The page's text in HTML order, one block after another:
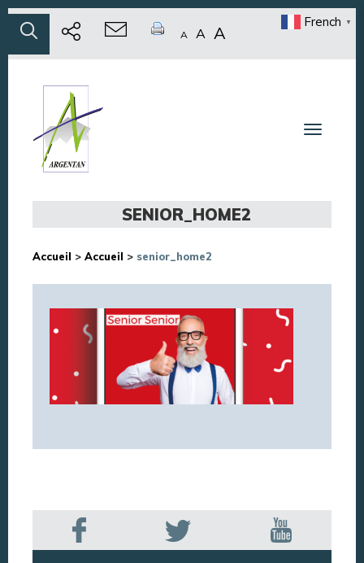
A A A
French ▼
Toggle
SENIOR_HOME2
Accueil > Accueil > senior_home2